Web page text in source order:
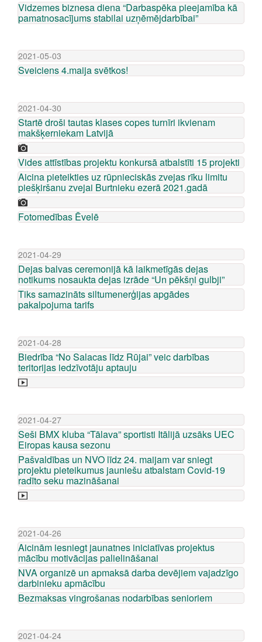
Vidzemes biznesa diena “Darbaspēka pieejamība kā
pamatnosacījums stabilai uzņēmējdarbībai”
2021-05-03
Sveiciens 4.maija svētkos!
2021-04-30
Startē droši tautas klases copes turnīri ikvienam
makšķerniekam Latvijā
Vides attīstības projektu konkursā atbalstīti 15 projekti
Aicina pieteikties uz rūpnieciskās zvejas rīku limitu
piešķiršanu zvejai Burtnieku ezerā 2021.gadā
Fotomedības Ēvelē
2021-04-29
Dejas balvas ceremonijā kā laikmetīgās dejas
notikums nosaukta dejas izrāde “Un pēkšņi gulbji”
Tiks samazināts siltumenerģijas apgādes
pakalpojuma tarifs
2021-04-28
Biedrība “No Salacas līdz Rūjai” veic darbības
teritorijas iedzīvotāju aptauju
2021-04-27
Seši BMX kluba “Tālava” sportisti Itālijā uzsāks UEC
Eiropas kausa sezonu
Pašvaldības un NVO līdz 24. maijam var sniegt
projektu pieteikumus jauniešu atbalstam Covid-19
radīto seku mazināšanai
2021-04-26
Aicinām iesniegt jaunatnes iniciatīvas projektus
mācību motivācijas palielināšanai
NVA organizē un apmaksā darba devējiem vajadzīgo
darbinieku apmācību
Bezmaksas vingrošanas nodarbības senioriem
2021-04-24